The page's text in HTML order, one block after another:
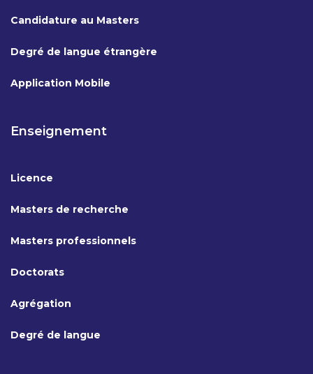
Candidature au Masters
Degré de langue étrangère
Application Mobile
Enseignement
Licence
Masters de recherche
Masters professionnels
Doctorats
Agrégation
Degré de langue